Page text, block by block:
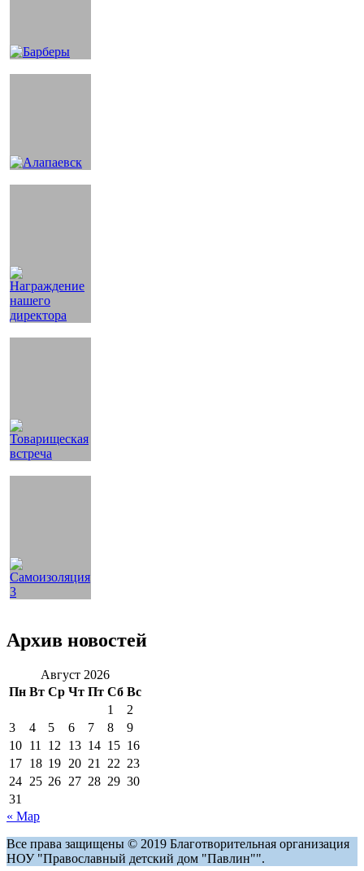
Архив новостей
Август 2026
Пн Вт Ср Чт Пт Сб Вс
1
2
3
4 5 6 7 8
9
10 11 12 13 14 15 16
17 18 19 20 21 22 23
24 25 26 27 28 29 30
31
« Мар
Все права защищены © 2019 Благотворительная организация
НОУ "Православный детский дом "Павлин"".